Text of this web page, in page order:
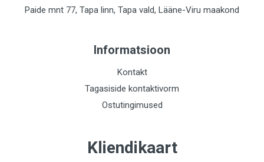
Paide mnt 77, Tapa linn, Tapa vald, Lääne-Viru maakond
Informatsioon
Kontakt
Tagasiside kontaktivorm
Ostutingimused
Kliendikaart